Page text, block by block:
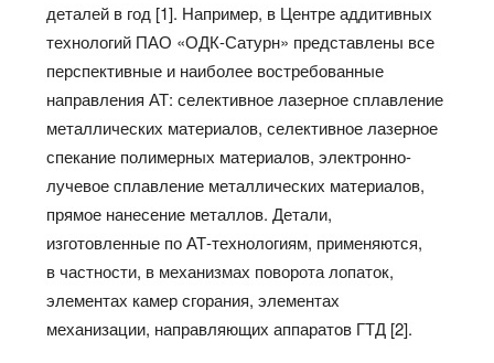
деталей в год [1]. Например, в Центре аддитивных
технологий ПАО «ОДК-Сатурн» представлены все
перспективные и наиболее востребованные
направления АТ: селективное лазерное сплавление
металлических материалов, селективное лазерное
спекание полимерных материалов, электронно-
лучевое сплавление металлических материалов,
прямое нанесение металлов. Детали,
изготовленные по АТ-технологиям, применяются,
в частности, в механизмах поворота лопаток,
элементах камер сгорания, элементах
механизации, направляющих аппаратов ГТД [2].